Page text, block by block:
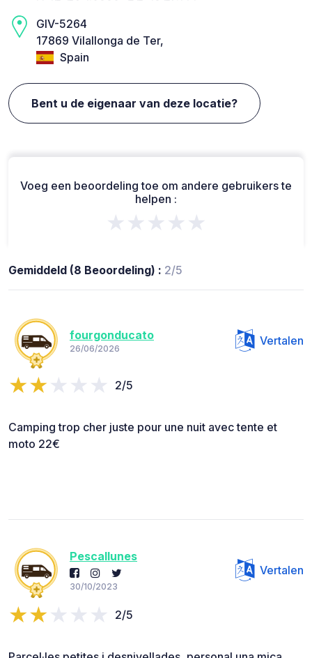
GIV-5264
17869 Vilallonga de Ter,
Spain
Bent u de eigenaar van deze locatie?
Voeg een beoordeling toe om andere gebruikers te
helpen :
★★★★★
Gemiddeld (8 Beoordeling) : 2/5
fourgonducato
26/06/2026
Vertalen
2/5
Camping trop cher juste pour une nuit avec tente et
moto 22€
Pescallunes
30/10/2023
Vertalen
2/5